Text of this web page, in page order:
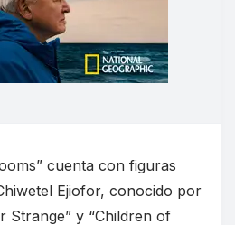
cuenta con figuras
Ejiofor, conocido por
Strange” y “Children of